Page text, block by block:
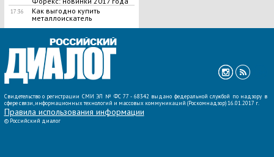
17:36
Как выгодно купить
металлоискатель
Свидетельство о регистрации СМИ ЭЛ № ФС 77 - 68342 выдано федеральной службой по надзору в
сфере связи, информационных технологий и массовых коммуникаций (Роскомнадзор) 16.01.2017 г.
Правила использования информации
© Российский диалог